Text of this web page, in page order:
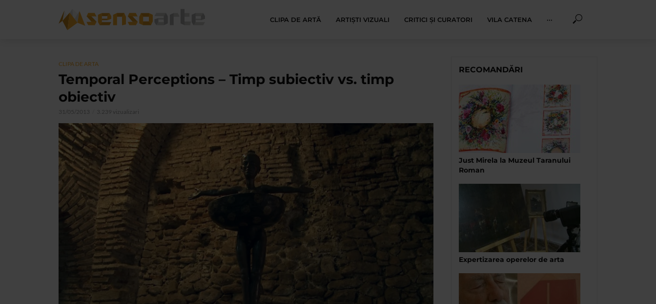
CLIPA DE ARTĂ ARTIȘTI VIZUALI CRITICI ȘI CURATORI VILA CATENA ···
CLIPA DE ARTA
Temporal Perceptions – Timp subiectiv vs. timp
obiectiv
31/05/2013 3.239 vizualizari
RECOMANDĂRI
Just Mirela la Muzeul Taranului
Roman
Expertizarea operelor de arta